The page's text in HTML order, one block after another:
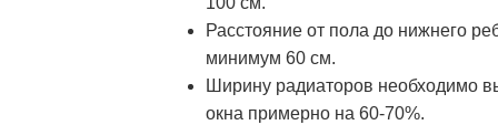
Расстояние от пола до нижнего
минимум 60 см.
Ширину радиаторов необходимо
окна примерно на 60-70%.